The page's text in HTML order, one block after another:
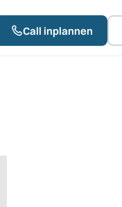
Call inplannen